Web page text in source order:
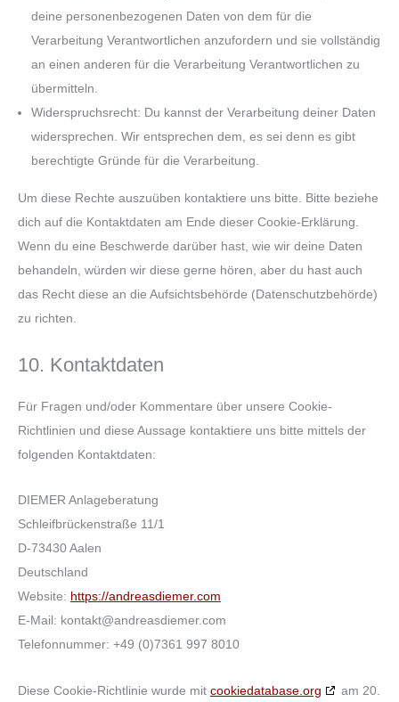
deine personenbezogenen Daten von dem für die
Verarbeitung Verantwortlichen anzufordern und sie vollständig
an einen anderen für die Verarbeitung Verantwortlichen zu
übermitteln.
Widerspruchsrecht: Du kannst der Verarbeitung deiner Daten
widersprechen. Wir entsprechen dem, es sei denn es gibt
berechtigte Gründe für die Verarbeitung.
Um diese Rechte auszuüben kontaktiere uns bitte. Bitte beziehe
dich auf die Kontaktdaten am Ende dieser Cookie-Erklärung.
Wenn du eine Beschwerde darüber hast, wie wir deine Daten
behandeln, würden wir diese gerne hören, aber du hast auch
das Recht diese an die Aufsichtsbehörde (Datenschutzbehörde)
zu richten.
10. Kontaktdaten
Für Fragen und/oder Kommentare über unsere Cookie-
Richtlinien und diese Aussage kontaktiere uns bitte mittels der
folgenden Kontaktdaten:
DIEMER Anlageberatung
Schleifbrückenstraße 11/1
D-73430 Aalen
Deutschland
Website: https://andreasdiemer.com
E-Mail: kontakt@andreasdiemer.com
Telefonnummer: +49 (0)7361 997 8010
Diese Cookie-Richtlinie wurde mit cookiedatabase.org am 20.